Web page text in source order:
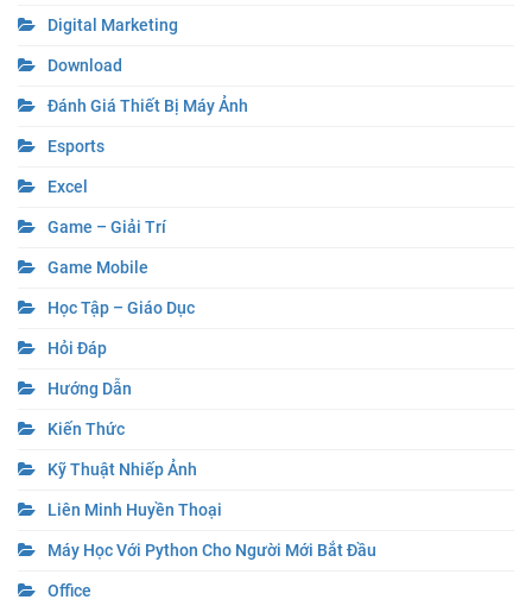
Digital Marketing
Download
Đánh Giá Thiết Bị Máy Ảnh
Esports
Excel
Game – Giải Trí
Game Mobile
Học Tập – Giáo Dục
Hỏi Đáp
Hướng Dẫn
Kiến Thức
Kỹ Thuật Nhiếp Ảnh
Liên Minh Huyền Thoại
Máy Học Với Python Cho Người Mới Bắt Đầu
Office